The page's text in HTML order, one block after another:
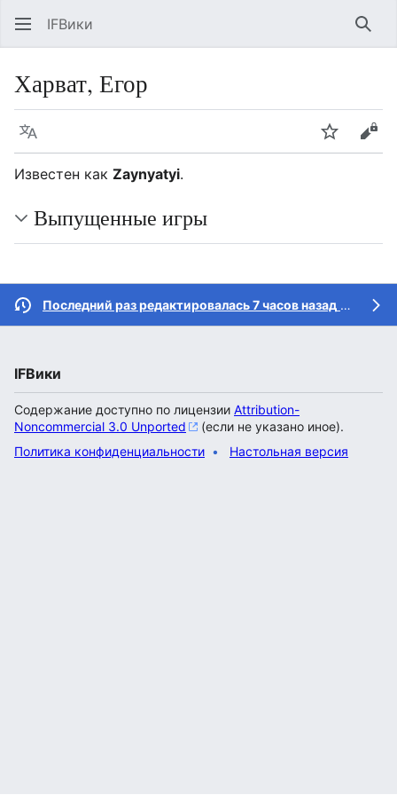
IFВики
Харват, Егор
Язык Следить
Известен как Zaynyatyi.
Выпущенные игры
Последний раз редактировалась 7 часов назад
IFВики
Содержание доступно по лицензии Attribution-
Noncommercial 3.0 Unported
(если не указано иное).
Политика конфиденциальности
Настольная версия